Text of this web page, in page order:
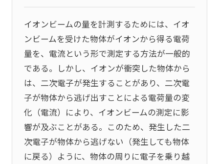
イオンビームの量を計測するためには、イオ
ンビームを受けた物体がイオンから得る電荷
量を、電流という形で測定する方法が一般的
である。しかし、イオンが衝突した物体から
は、二次電子が発生することがあり、二次電
子が物体から逃げ出すことによる電荷量の変
化（電流）により、イオンビームの測定に影
響が及ぶことがある。このため、発生した二
次電子が物体から逃げない（発生しても物体
に戻る）ように、物体の周りに電子を乗り越